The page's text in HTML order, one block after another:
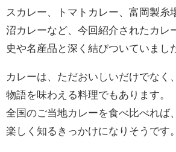
スカレー、トマトカレー、富岡製糸
沼カレーなど、今回紹介されたカレ
史や名産品と深く結びついていまし
カレーは、ただおいしいだけでなく
物語を味わえる料理でもあります。
全国のご当地カレーを食べ比べれば
楽しく知るきっかけになりそうです。